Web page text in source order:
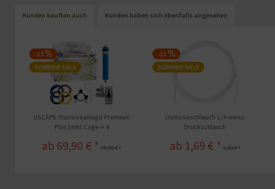
Kunden kauften auch Kunden haben sich ebenfalls angesehen
-13
SOMMER SALE
USCAPE Osmoseanlage Premium
Plus | Inkl. Cage + 4
ab 69,90 € * 79,90 € *
-11
SOMMER SALE
Osmoseschlauch 1/4 weiss
Druckschlauch
ab 1,69 € * 1,89 € *